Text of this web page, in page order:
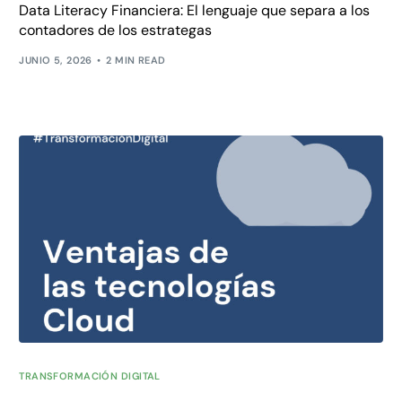
Data Literacy Financiera: El lenguaje que separa a los
contadores de los estrategas
JUNIO 5, 2026 2 MIN READ
TRANSFORMACIÓN DIGITAL